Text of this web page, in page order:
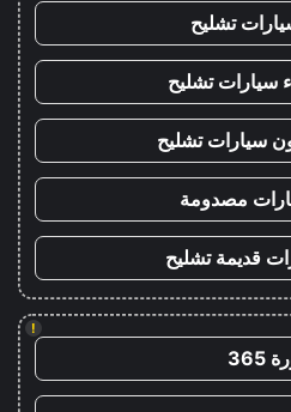
تشليح
سيارات تشليح
سيارات تشليح
مصدومة
قديمة تشليح
!
365